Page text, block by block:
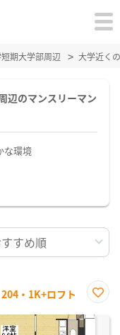
期大学部周辺 大学近く
辺のマンスリーマン
な環境
・1K+ロフト
に入